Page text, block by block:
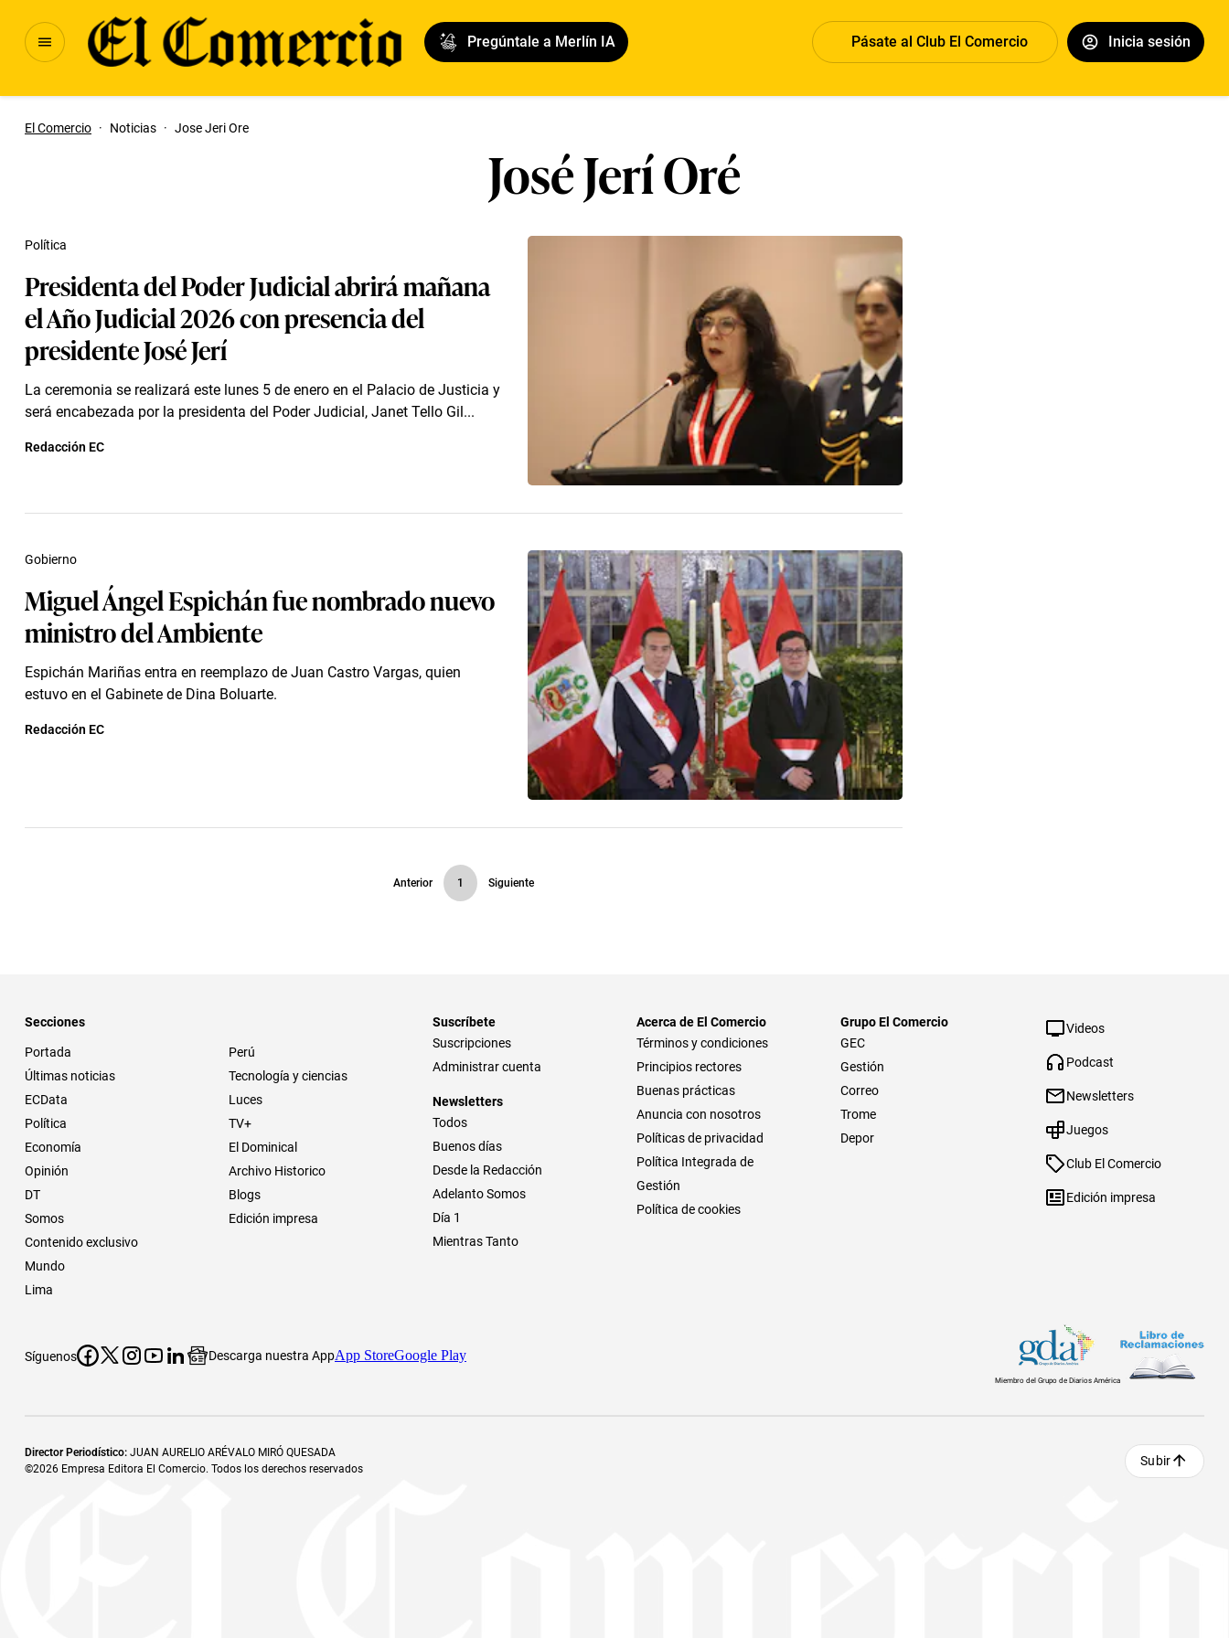
Pregúntale a Merlín IA Pásate al Club El Comercio Inicia sesión
El Comercio · Noticias · Jose Jeri Ore
José Jerí Oré
Presidenta del Poder Judicial abrirá mañana
el Año Judicial 2026 con presencia del
presidente José Jerí
La ceremonia se realizará este lunes 5 de enero en el Palacio de Justicia y
será encabezada por la presidenta del Poder Judicial, Janet Tello Gil...
Política
Redacción EC
Miguel Ángel Espichán fue nombrado nuevo
ministro del Ambiente
Espichán Mariñas entra en reemplazo de Juan Castro Vargas, quien
estuvo en el Gabinete de Dina Boluarte.
Gobierno
Redacción EC
Anterior 1 Siguiente
Secciones
Portada
Últimas noticias
ECData
Política
Economía
Opinión
DT
Somos
Contenido exclusivo
Mundo
Lima
Perú
Tecnología y ciencias
Luces
TV+
El Dominical
Archivo Historico
Blogs
Edición impresa
Suscríbete
Suscripciones
Administrar cuenta
Newsletters
Todos
Buenos días
Desde la Redacción
Adelanto Somos
Día 1
Mientras Tanto
Acerca de El Comercio
Términos y condiciones
Principios rectores
Buenas prácticas
Anuncia con nosotros
Políticas de privacidad
Política Integrada de
Gestión
Política de cookies
Grupo El Comercio
GEC
Gestión
Correo
Trome
Depor
Videos
Podcast
Newsletters
Juegos
Club El Comercio
Edición impresa
Síguenos Descarga nuestra AppApp StoreGoogle Play
Miembro del Grupo de Diarios América
Director Periodístico: JUAN AURELIO ARÉVALO MIRÓ QUESADA
©2026 Empresa Editora El Comercio. Todos los derechos reservados
Subir